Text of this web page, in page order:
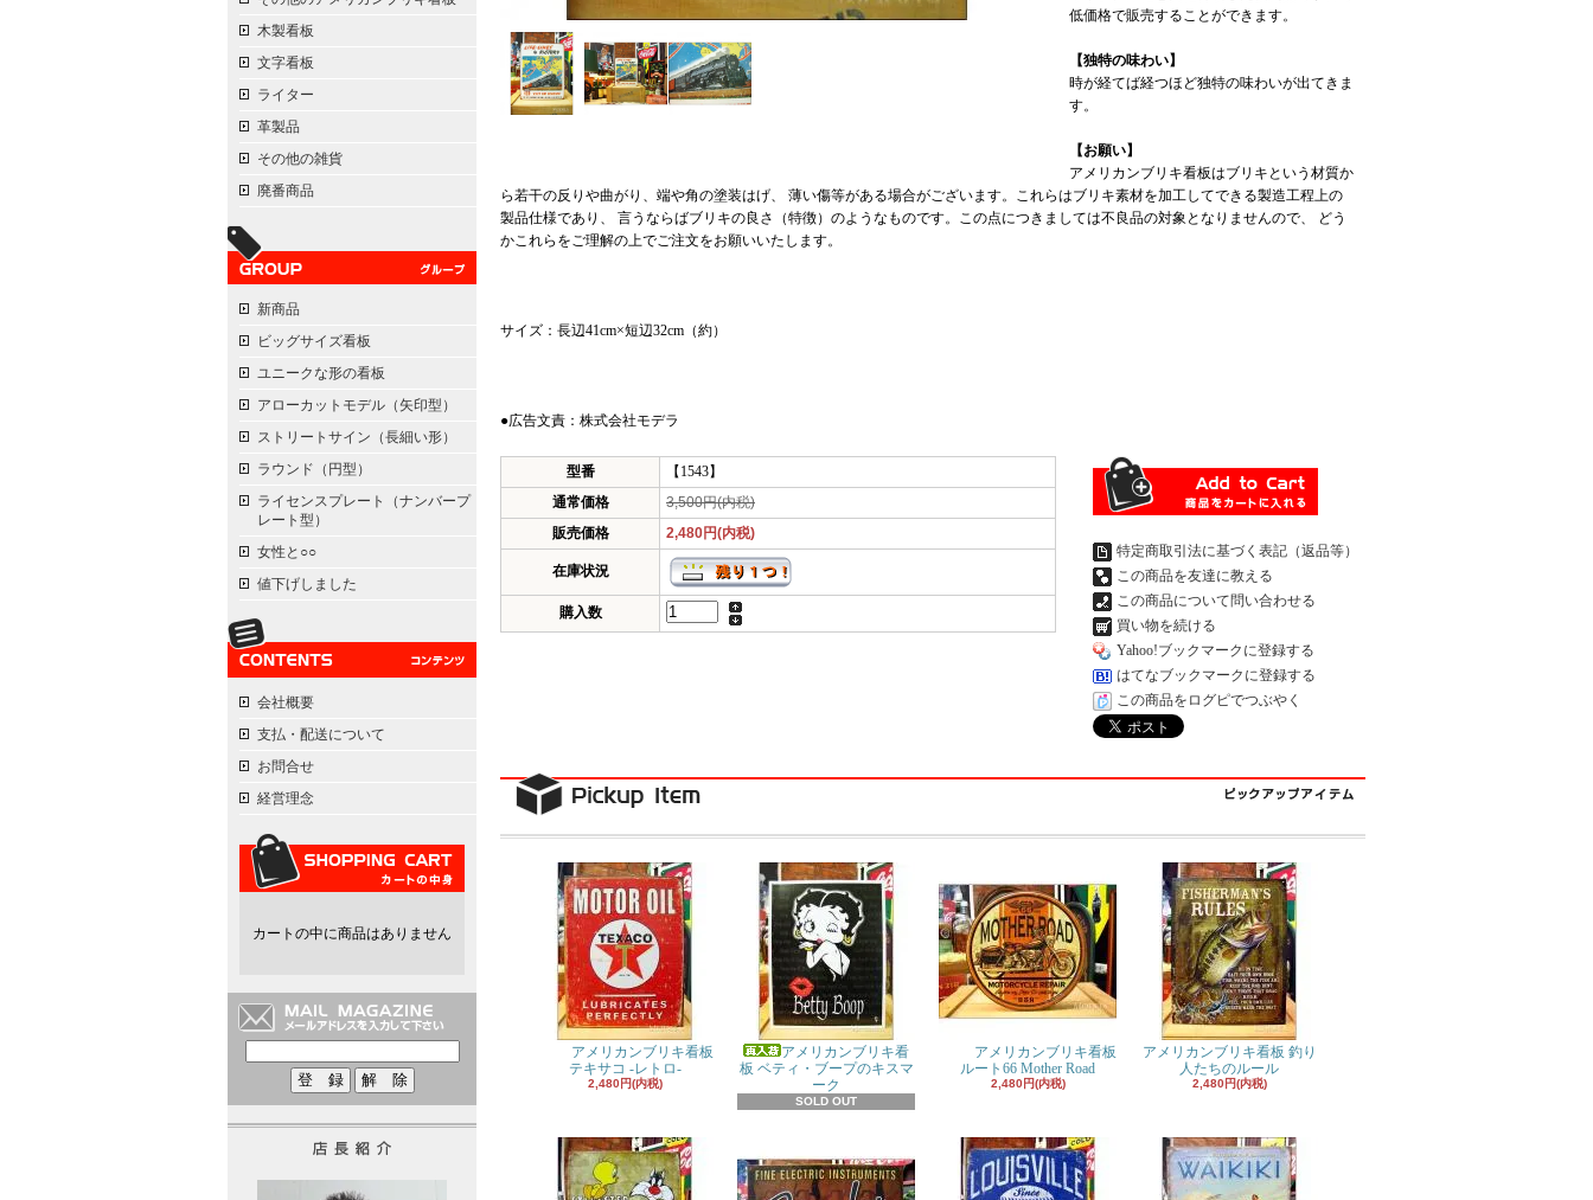
木製看板
文字看板
ライター
革製品
その他の雑貨
廃番商品
新商品
ビッグサイズ看板
ユニークな形の看板
アローカットモデル（矢印型）
ストリートサイン（長細い形）
ラウンド（円型）
ライセンスプレート（ナンバープ
レート型）
女性と○○
値下げしました
会社概要
支払・配送について
お問合せ
経営理念
カートの中に商品はありません
低価格で販売することができます。
【独特の味わい】
時が経てば経つほど独特の味わいが出てきま
す。
【お願い】
アメリカンブリキ看板はブリキという材質か
ら若干の反りや曲がり、端や角の塗装はげ、 薄い傷等がある場合がございます。これらはブリキ素材を加工してできる製造工程上の
製品仕様であり、 言うならばブリキの良さ（特徴）のようなものです。この点につきましては不良品の対象となりませんので、 どう
かこれらをご理解の上でご注文をお願いいたします。
サイズ：長辺41cm×短辺32cm（約）
●広告文責：株式会社モデラ
型番
【1543】
通常価格
3,500円(内税)
販売価格
2,480円(内税)
在庫状況
購入数
特定商取引法に基づく表記（返品等）
この商品を友達に教える
この商品について問い合わせる
買い物を続ける
Yahoo!ブックマークに登録する
はてなブックマークに登録する
この商品をログピでつぶやく
アメリカンブリキ看板
テキサコ -レトロ-
2,480円(内税)
アメリカンブリキ看
板 ベティ・ブープのキスマ
ーク
SOLD OUT
アメリカンブリキ看板
ルート66 Mother Road
2,480円(内税)
アメリカンブリキ看板 釣り
人たちのルール
2,480円(内税)